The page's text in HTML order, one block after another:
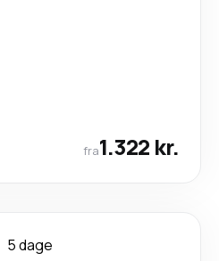
fra1.322 kr.
5 dage